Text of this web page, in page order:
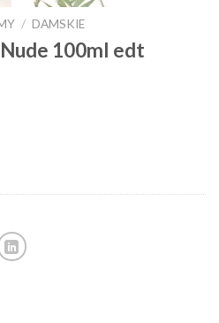
/ DAMSKIE
100ml edt